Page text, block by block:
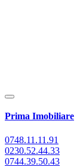
Prima Imobiliare
0748.11.11.91
0230.52.44.33
0744.39.50.43